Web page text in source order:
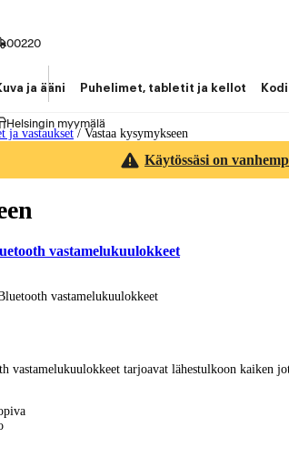
00220
Helsingin myymälä
ja ääni Puhelimet, tabletit ja kellot
ja vastaukset/ Vastaa kysymykseen
Käytössäsi on
vastamelukuulokkeet
vastamelukuulokkeet
vastamelukuulokkeet tarjoavat lähestulkoon